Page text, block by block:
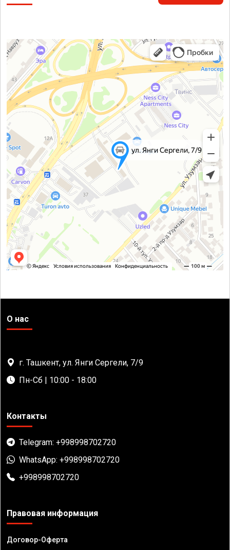
О нас
г. Ташкент, ул. Янги Сергели, 7/9
Пн-Сб | 10:00 - 18:00
Контакты
Telegram: +998998702720
WhatsApp: +998998702720
+998998702720
Правовая информация
Договор-Оферта